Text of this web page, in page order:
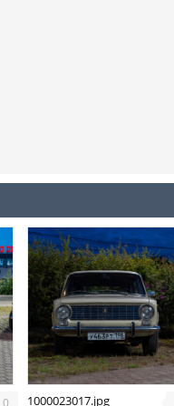
0 1000023017.jpg